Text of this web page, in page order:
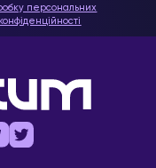
персональних